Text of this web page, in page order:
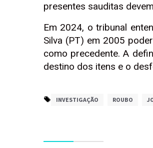
presentes sauditas
Em 2024, o tribunal
Silva (PT) em 2005
como precedente. A
destino dos itens e o
INVESTIGAÇÃO ROUBO